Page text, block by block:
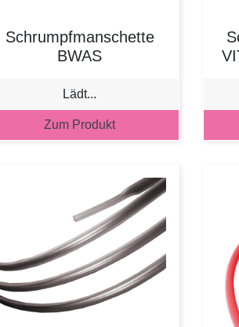
Schrumpfmanschette
BWAS
Lädt...
Zum Produkt